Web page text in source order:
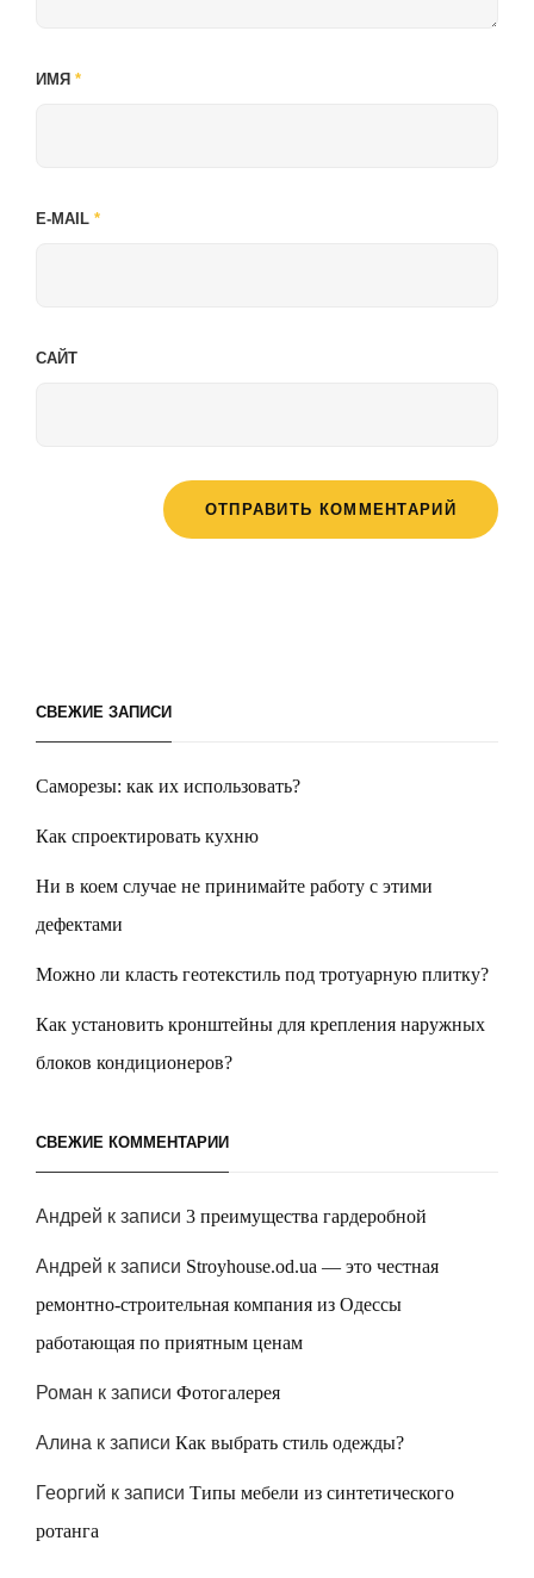
ИМЯ *
E-MAIL *
САЙТ
СВЕЖИЕ ЗАПИСИ
Саморезы: как их использовать?
Как спроектировать кухню
Ни в коем случае не принимайте работу с этими
дефектами
Можно ли класть геотекстиль под тротуарную плитку?
Как установить кронштейны для крепления наружных
блоков кондиционеров?
СВЕЖИЕ КОММЕНТАРИИ
Андрей к записи 3 преимущества гардеробной
Андрей к записи Stroyhouse.od.ua — это честная
ремонтно-строительная компания из Одессы
работающая по приятным ценам
Роман к записи Фотогалерея
Алина к записи Как выбрать стиль одежды?
Георгий к записи Типы мебели из синтетического
ротанга